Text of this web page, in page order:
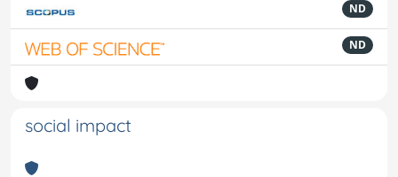
ND
ND
social impact